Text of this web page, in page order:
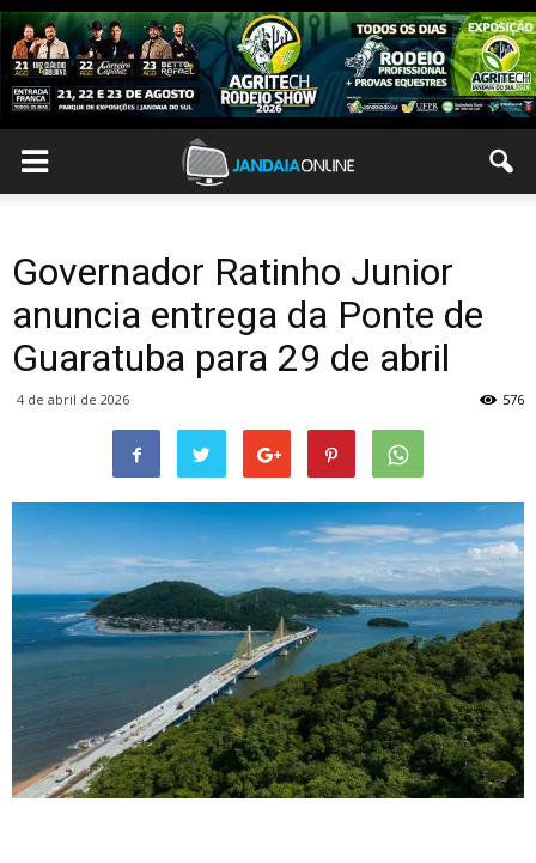
Governador Ratinho Junior
anuncia entrega da Ponte de
Guaratuba para 29 de abril
4 de abril de 2026 576